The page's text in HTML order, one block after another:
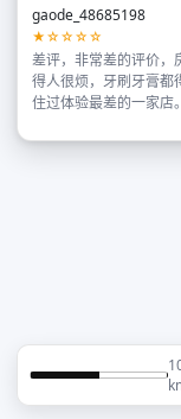
gaode_48685198
★☆☆☆☆
差评，非常差的评价，
得人很烦，牙刷牙膏都
住过体验最差的一家店。